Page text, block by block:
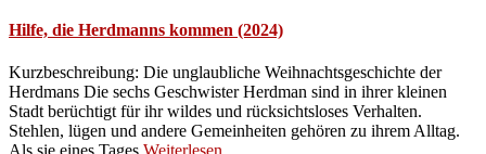
Hilfe, die Herdmanns kommen (2024)
Kurzbeschreibung: Die unglaubliche Weihnachtsgeschichte der
Herdmans Die sechs Geschwister Herdman sind in ihrer kleinen
Stadt berüchtigt für ihr wildes und rücksichtsloses Verhalten.
Stehlen, lügen und andere Gemeinheiten gehören zu ihrem Alltag.